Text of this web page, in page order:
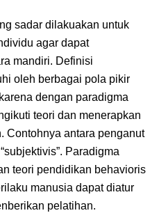
sadar dilakuakan untuk
agar dapat
mandiri. Definisi
oleh berbagai pola pikir
dengan paradigma
teori dan menerapkan
Contohnya antara penganut
Paradigma
teori pendidikan behavioris
manusia dapat diatur
pelatihan.